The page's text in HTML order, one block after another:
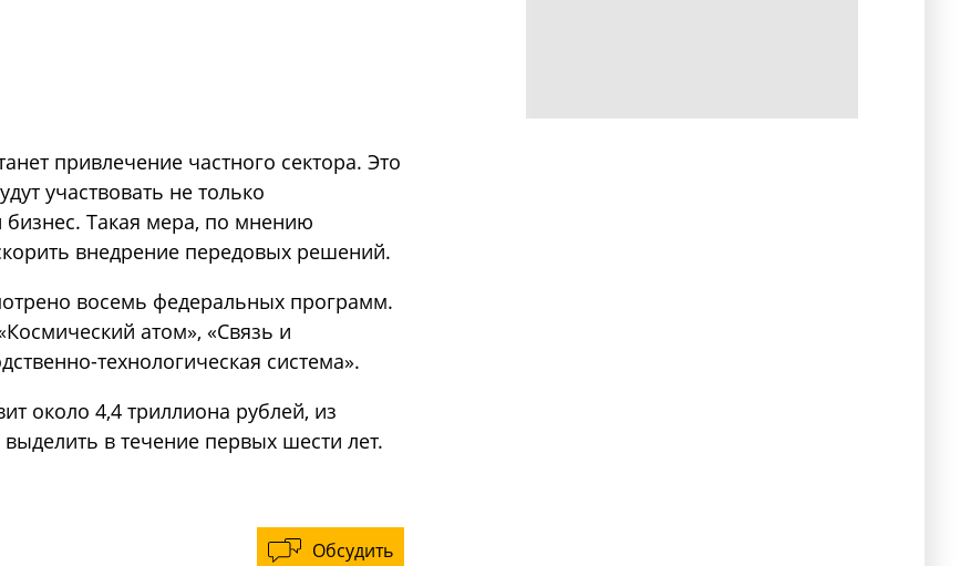
привлечение частного сектора. Это
участвовать не только
бизнес. Такая мера, по мнению
внедрение передовых решений.
восемь федеральных программ.
атом», «Связь и
технологическая система».
около 4,4 триллиона рублей, из
в течение первых шести лет.
Обсудить